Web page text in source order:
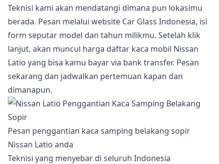
Teknisi kami akan mendatangi dimana pun lokasimu
berada. Pesan melalui website Car Glass Indonesia, isi
form seputar model dan tahun milikmu. Setelah klik
lanjut, akan muncul harga daftar kaca mobil Nissan
Latio yang bisa kamu bayar via bank transfer. Pesan
sekarang dan jadwalkan pertemuan kapan dan
dimanapun.
Pesan penggantian kaca samping belakang sopir
Nissan Latio anda
Teknisi yang menyebar di seluruh Indonesia